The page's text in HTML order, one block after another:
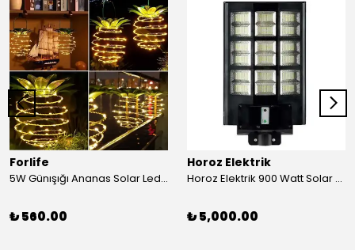
Forlife
5W Günışığı Ananas Solar Led Aydınlatma Bahçe Balkon Aydınlatma
₺ 560.00
Horoz Elektrik
Horoz Elektrik 900 Watt Solar Sokak Armatürü Beyaz Işık
₺ 5,000.00